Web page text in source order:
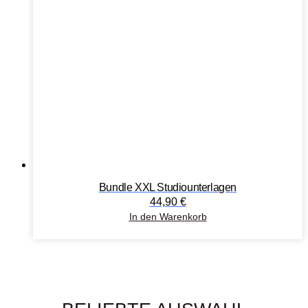
Bundle XXL Studiounterlagen
44,90 €
In den Warenkorb